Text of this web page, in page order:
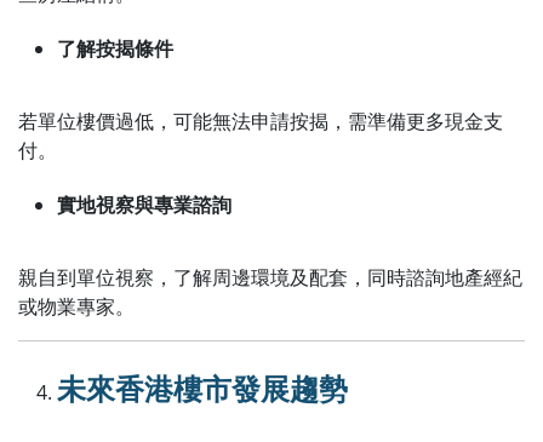
了解按揭條件
若單位樓價過低，可能無法申請按揭，需準備更多現金支
付。
實地視察與專業諮詢
親自到單位視察，了解周邊環境及配套，同時諮詢地產經紀
或物業專家。
未來香港樓市發展趨勢